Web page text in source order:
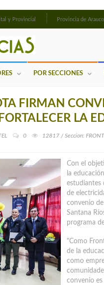
y Provincial Provincia de
POR SECCIONES
FIRMAN
LA
0 12817 / Seccion:
Con el
la
estudiantes
de
convenio
Santana
programa
"Como
de la
como
convenio